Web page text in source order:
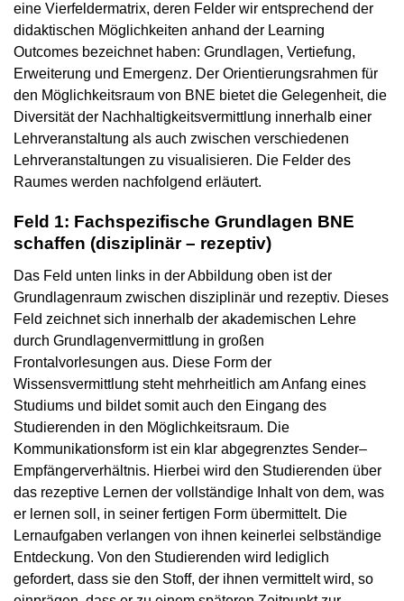
eine Vierfeldermatrix, deren Felder wir entsprechend der
didaktischen Möglichkeiten anhand der Learning
Outcomes bezeichnet haben: Grundlagen, Vertiefung,
Erweiterung und Emergenz. Der Orientierungsrahmen für
den Möglichkeitsraum von BNE bietet die Gelegenheit, die
Diversität der Nachhaltigkeitsvermittlung innerhalb einer
Lehrveranstaltung als auch zwischen verschiedenen
Lehrveranstaltungen zu visualisieren. Die Felder des
Raumes werden nachfolgend erläutert.
Feld 1: Fachspezifische Grundlagen BNE
schaffen (disziplinär – rezeptiv)
Das Feld unten links in der Abbildung oben ist der
Grundlagenraum zwischen disziplinär und rezeptiv. Dieses
Feld zeichnet sich innerhalb der akademischen Lehre
durch Grundlagenvermittlung in großen
Frontalvorlesungen aus. Diese Form der
Wissensvermittlung steht mehrheitlich am Anfang eines
Studiums und bildet somit auch den Eingang des
Studierenden in den Möglichkeitsraum. Die
Kommunikationsform ist ein klar abgegrenztes Sender–
Empfängerverhältnis. Hierbei wird den Studierenden über
das rezeptive Lernen der vollständige Inhalt von dem, was
er lernen soll, in seiner fertigen Form übermittelt. Die
Lernaufgaben verlangen von ihnen keinerlei selbständige
Entdeckung. Von den Studierenden wird lediglich
gefordert, dass sie den Stoff, der ihnen vermittelt wird, so